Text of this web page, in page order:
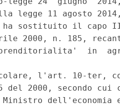
legge 11 agosto
sostituito il capo
2000, n. 185,
in
l'art. 10-ter,
2000, secondo cui
Ministro